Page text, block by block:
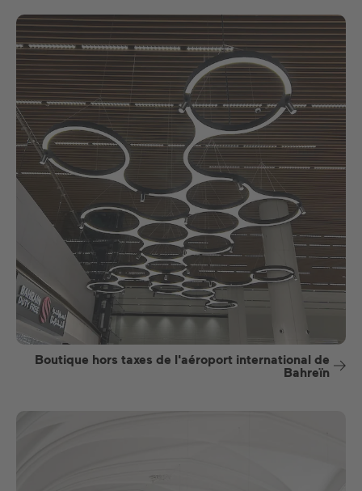
Boutique hors taxes de l'aéroport international de
Bahreïn